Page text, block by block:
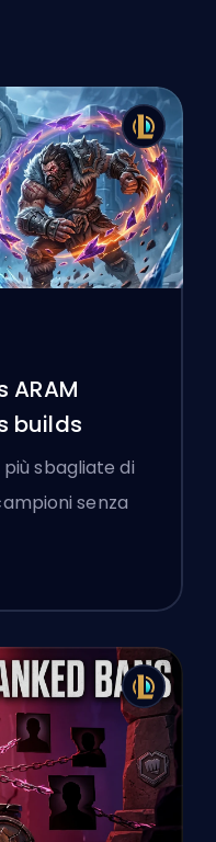
ARAM
builds
più sbagliate di
senza